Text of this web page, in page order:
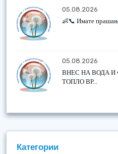
05.08.2026
👶📞 Имате
05.08.2026
ВНЕС НА ВОДА И
ТОПЛО ВР...
Категории